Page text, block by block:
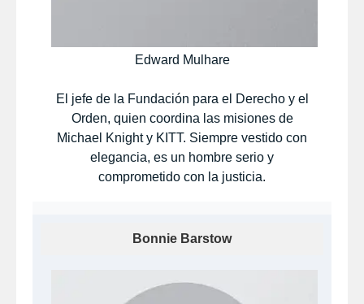
Edward Mulhare
El jefe de la Fundación para el Derecho y el
Orden, quien coordina las misiones de
Michael Knight y KITT. Siempre vestido con
elegancia, es un hombre serio y
comprometido con la justicia.
Bonnie Barstow